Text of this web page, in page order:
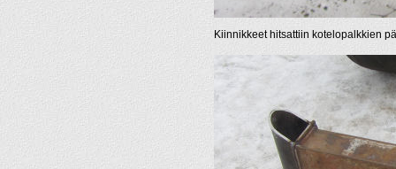
Kiinnikkeet hitsattiin kotelopalkkien